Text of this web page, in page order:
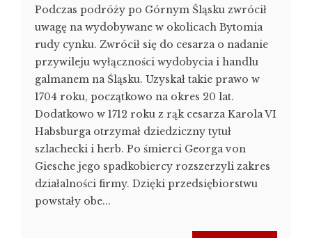
Podczas podróży po Górnym Śląsku zwrócił
uwagę na wydobywane w okolicach Bytomia
rudy cynku. Zwrócił się do cesarza o nadanie
przywileju wyłączności wydobycia i handlu
galmanem na Śląsku. Uzyskał takie prawo w
1704 roku, początkowo na okres 20 lat.
Dodatkowo w 1712 roku z rąk cesarza Karola VI
Habsburga otrzymał dziedziczny tytuł
szlachecki i herb. Po śmierci Georga von
Giesche jego spadkobiercy rozszerzyli zakres
działalności firmy. Dzięki przedsiębiorstwu
powstały obe...